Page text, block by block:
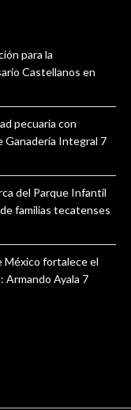
para la
Castellanos en
pecuaria con
Ganadería Integral 7
del Parque Infantil
familias tecatenses
México fortalece el
Armando Ayala 7